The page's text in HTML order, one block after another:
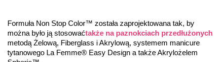
Formuła Non Stop Color™ została zaprojektowana tak, by
można było ją stosowaćtakże na paznokciach przedłużonych
metodą Żelową, Fiberglass i Akrylową, systemem manicure
tytanowego La Femme® Easy Design a także Akrylożelem